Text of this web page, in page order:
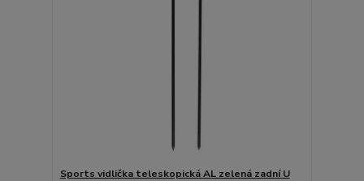
Sports vidlička teleskopická AL zelená zadní U